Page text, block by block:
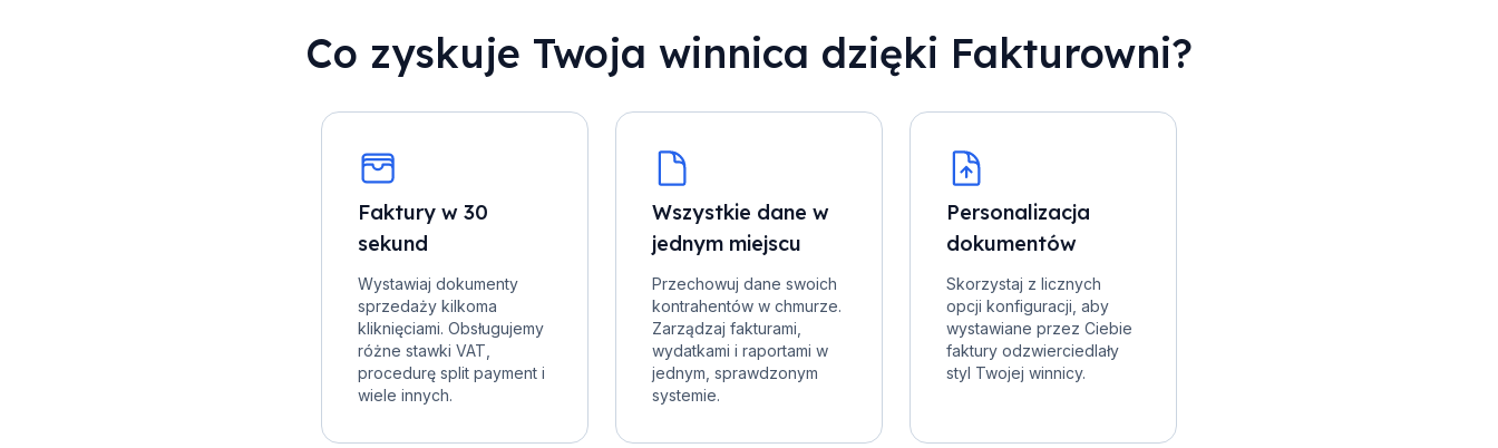
Co zyskuje Twoja winnica dzięki Fakturowni?
Faktury w 30
sekund
Wystawiaj dokumenty
sprzedaży kilkoma
kliknięciami. Obsługujemy
różne stawki VAT,
procedurę split payment i
wiele innych.
Wszystkie dane w
jednym miejscu
Przechowuj dane swoich
kontrahentów w chmurze.
Zarządzaj fakturami,
wydatkami i raportami w
jednym, sprawdzonym
systemie.
Personalizacja
dokumentów
Skorzystaj z licznych
opcji konfiguracji, aby
wystawiane przez Ciebie
faktury odzwierciedlały
styl Twojej winnicy.